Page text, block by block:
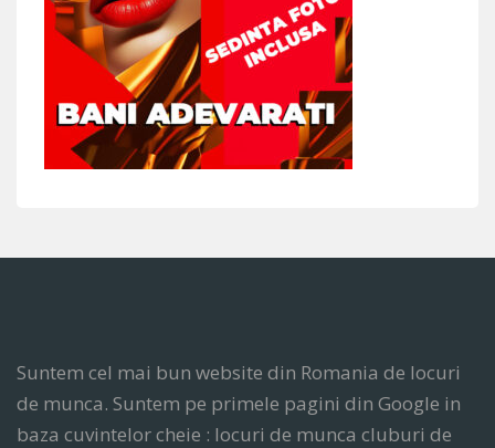
Suntem cel mai bun website din Romania de locuri
de munca. Suntem pe primele pagini din Google in
baza cuvintelor cheie : locuri de munca cluburi de